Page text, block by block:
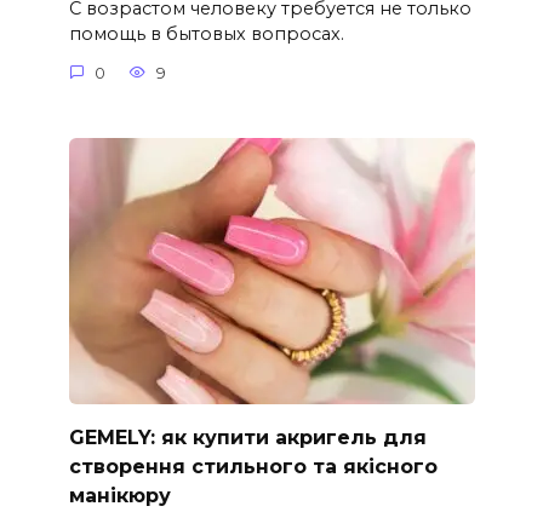
С возрастом человеку требуется не только
помощь в бытовых вопросах.
0 9
GEMELY: як купити акригель для
створення стильного та якісного
манікюру